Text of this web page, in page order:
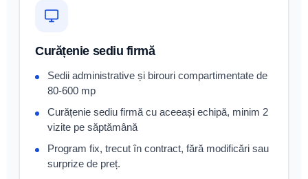
Curățenie sediu firmă
Sedii administrative și birouri compartimentate de
80-600 mp
Curățenie sediu firmă cu aceeași echipă, minim 2
vizite pe săptămână
Program fix, trecut în contract, fără modificări sau
surprize de preț.